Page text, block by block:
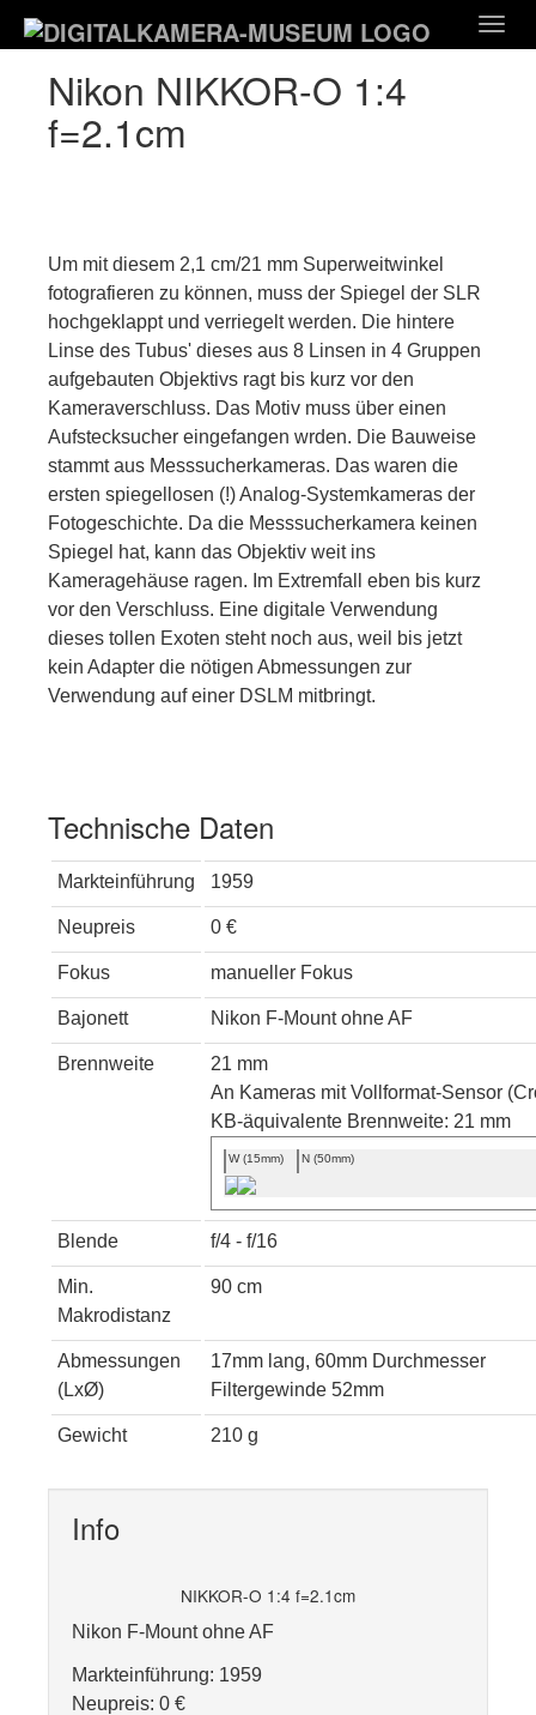
Hauptinhalt
Nikon NIKKOR-O 1:4
f=2.1cm
Um mit diesem 2,1 cm/21 mm Superweitwinkel
fotografieren zu können, muss der Spiegel der SLR
hochgeklappt und verriegelt werden. Die hintere
Linse des Tubus' dieses aus 8 Linsen in 4 Gruppen
aufgebauten Objektivs ragt bis kurz vor den
Kameraverschluss. Das Motiv muss über einen
Aufstecksucher eingefangen wrden. Die Bauweise
stammt aus Messsucherkameras. Das waren die
ersten spiegellosen (!) Analog-Systemkameras der
Fotogeschichte. Da die Messsucherkamera keinen
Spiegel hat, kann das Objektiv weit ins
Kameragehäuse ragen. Im Extremfall eben bis kurz
vor den Verschluss. Eine digitale Verwendung
dieses tollen Exoten steht noch aus, weil bis jetzt
kein Adapter die nötigen Abmessungen zur
Verwendung auf einer DSLM mitbringt.
Technische Daten
Markteinführung 1959
Neupreis 0 €
Fokus manueller Fokus
Bajonett Nikon F-Mount ohne AF
Brennweite
21 mm
An Kameras mit Vollformat-Sensor
KB-äquivalente Brennweite: 21 mm
W (15mm) N (50mm)
Blende f/4 - f/16
Min.
Makrodistanz
90 cm
Abmessungen
(LxØ)
17mm lang, 60mm Durchmesser
Filtergewinde 52mm
Gewicht 210 g
Info
NIKKOR-O 1:4 f=2.1cm
Nikon F-Mount ohne AF
Markteinführung: 1959
Neupreis: 0 €